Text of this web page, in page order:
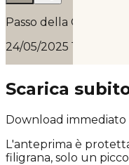
Passo della Cisa
24/05/2025 15:53
Scarica
Download
L'anteprima è
filigrana, solo un